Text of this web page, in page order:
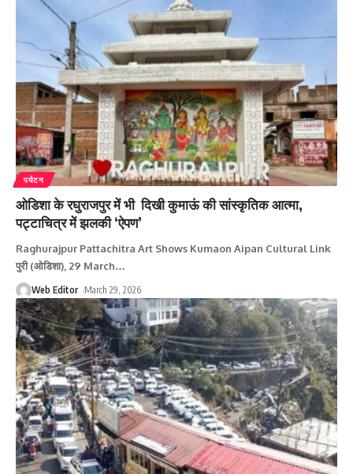
पर्यटन
ओडिशा के रघुराजपुर में भी दिखी कुमाऊं की सांस्कृतिक आत्मा,
पट्टाचित्र में झलकी ‘ऐपण’
Raghurajpur Pattachitra Art Shows Kumaon Aipan Cultural Link
पुरी (ओडिशा), 29 March…
Web Editor March 29, 2026